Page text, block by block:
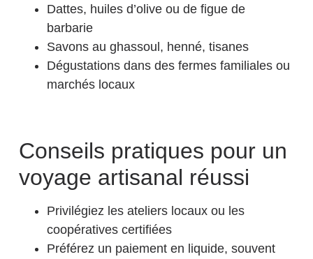
Dattes, huiles d’olive ou de figue de
barbarie
Savons au ghassoul, henné, tisanes
Dégustations dans des fermes familiales ou
marchés locaux
Conseils pratiques pour un
voyage artisanal réussi
Privilégiez les ateliers locaux ou les
coopératives certifiées
Préférez un paiement en liquide, souvent